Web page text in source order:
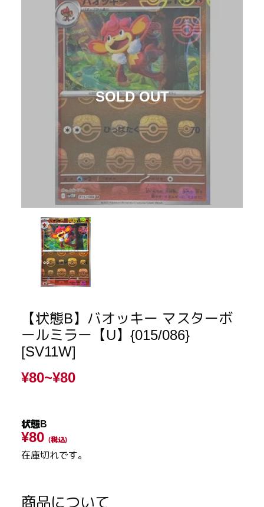
【状態B】バオッキー マスターボ
ールミラー【U】{015/086}
[SV11W]
¥80~¥80
状態B
¥80 (税込)
在庫切れです。
商品について